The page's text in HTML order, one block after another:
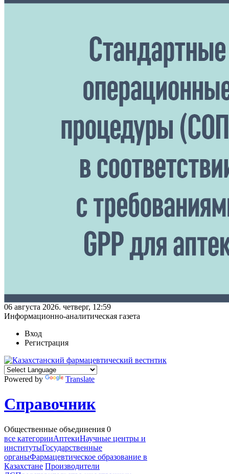
06 августа 2026. четверг, 12:59
Информационно-аналитическая газета
Вход
Регистрация
Powered by Translate
Справочник
Общественные объединения 0
все категорииАптекиНаучные центры и
институтыГосударственные
органыФармацевтическое образование в
Казахстане Производители